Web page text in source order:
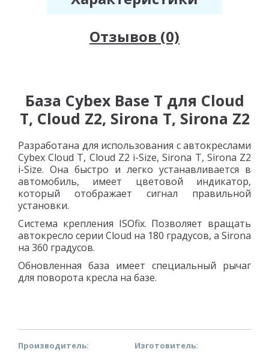
Отзывов (0)
База Cybex Base T для Cloud
T, Cloud Z2, Sirona T, Sirona Z2
Разработана для использования с автокреслами
Cybex Cloud T, Cloud Z2 i-Size, Sirona T, Sirona Z2
i-Size. Она быстро и легко устанавливается в
автомобиль, имеет цветовой индикатор,
который отображает сигнал правильной
установки.
Система крепления ISOfix. Позволяет вращать
автокресло серии Cloud на 180 градусов, а Sirona
на 360 градусов.
Обновленная база имеет специальный рычаг
для поворота кресла на базе.
Производитель:
Изготовитель: